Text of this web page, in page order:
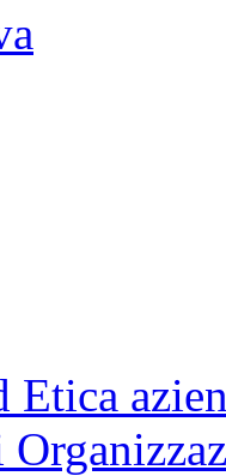
Etica